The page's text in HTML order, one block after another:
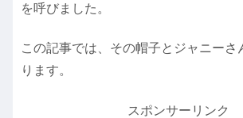
を呼びました。
この記事では、その帽子とジャニーさ
ります。
スポンサーリンク